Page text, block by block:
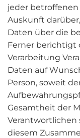
jeder betroffenen
Auskunft
Daten über die
Ferner berichtigt
Verarbeitung
Daten auf
Person, soweit
Gesamtheit der
Verantwortlichen
diesem